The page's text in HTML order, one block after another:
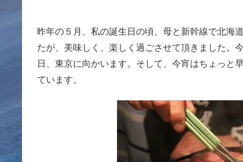
昨年の５月、私の誕生日の頃、母と新幹線で北海
たが、美味しく、楽しく過ごさせて頂きました。
日、東京に向かいます。そして、今宵はちょっと
ています。